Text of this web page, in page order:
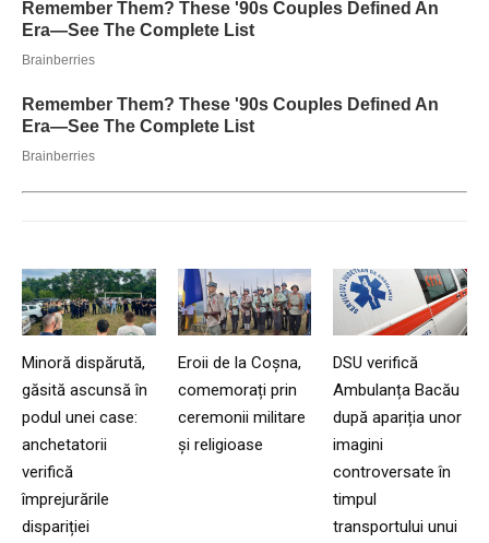
Minoră dispărută,
găsită ascunsă în
podul unei case:
anchetatorii
verifică
împrejurările
dispariției
Eroii de la Coșna,
comemorați prin
ceremonii militare
și religioase
DSU verifică
Ambulanța Bacău
după apariția unor
imagini
controversate în
timpul
transportului unui